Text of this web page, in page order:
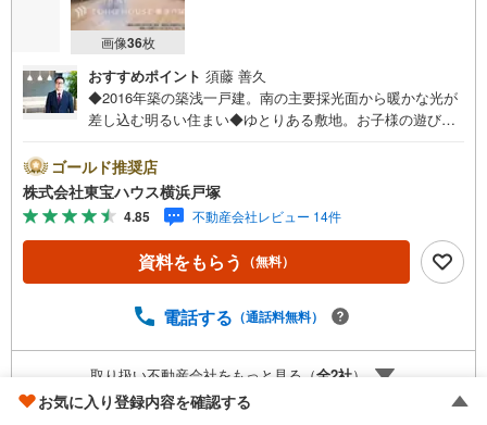
画像36枚
おすすめポイント 須藤 善久
◆2016年築の築浅一戸建。南の主要採光面から暖かな光が
差し込む明るい住まい◆ゆとりある敷地。お子様の遊び場
もスムーズ。東側公道に接した、開放感のある住環境◆シ
ステムキッチンや追焚機能など充実の設備。エアコン・照
明器具付きで即新生活が可能 ◆小田急線『鵠沼海岸』駅へ
も徒歩20分（1600m）。マリンレジャーを日常にする湘南
ライフを満喫 ＝＝＝＝＝＝＝＝＝【東宝ハウス横浜戸塚】
提携銀行 じぶん銀行利用可 *がん100％保証団信＋全疾病保
合わせください）毎日、ご見学・ご相談が可能です。9:00
へのご来社等ご相談下さい。○FPによるライフプランのシ
ミュレーションライフプランにあった資金計画や、住宅ロ
ーンのご相談など。○キッズスペースもご用意しております
ゴールド推奨店
株式会社東宝ハウス横浜戸塚
4.85 不動産会社レビュー 14件
資料をもらう （無料）
電話する （通話料無料）
取り扱い不動産会社をもっと見る（全2社）
お気に入り登録内容を確認する